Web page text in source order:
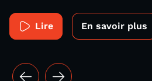
Lire En savoir plus